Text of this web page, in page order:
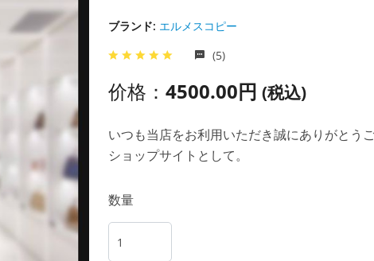
ブランド: エルメスコピー
(5)
价格： 4500.00円 (税込)
いつも当店をお利用いただき誠にありがとう
ショップサイトとして。
数量